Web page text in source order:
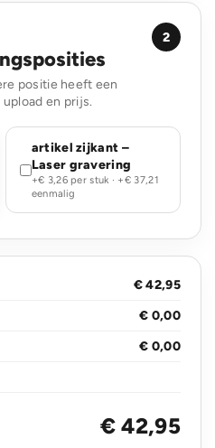
positie heeft een
en prijs.
2
artikel zijkant –
Laser gravering
+€ 3,26 per stuk · +€ 37,21
eenmalig
€ 42,95
€ 0,00
€ 0,00
€ 42,95